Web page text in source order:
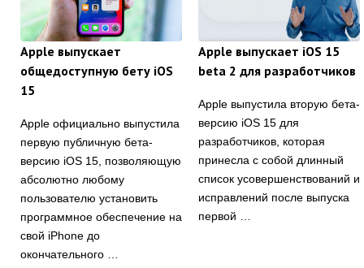
Apple выпускает
общедоступную бету iOS
15
Apple официально выпустила
первую публичную бета-
версию iOS 15, позволяющую
абсолютно любому
пользователю установить
программное обеспечение на
свой iPhone до
окончательного …
Apple выпускает iOS 15
beta 2 для разработчиков
Apple выпустила вторую бета-
версию iOS 15 для
разработчиков, которая
принесла с собой длинный
список усовершенствований и
исправлений после выпуска
первой …